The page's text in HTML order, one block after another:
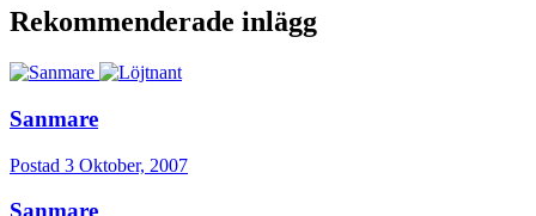
Rekommenderade inlägg
Sanmare
Postad 3 Oktober, 2007